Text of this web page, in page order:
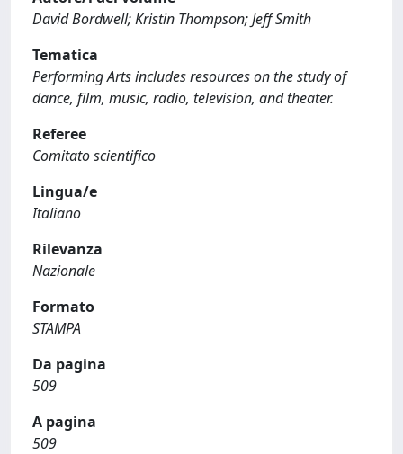
David Bordwell; Kristin Thompson; Jeff Smith
Tematica
Performing Arts includes resources on the study of
dance, film, music, radio, television, and theater.
Referee
Comitato scientifico
Lingua/e
Italiano
Rilevanza
Nazionale
Formato
STAMPA
Da pagina
509
A pagina
509